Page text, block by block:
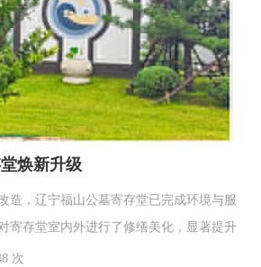
焕新升级
造，辽宁福山公墓寄存堂已完成环境与服
寄存堂室内外进行了修缮美化，显著提升
设了室内防滑地板等，着力打造更加安
次